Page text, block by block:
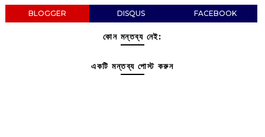
BLOGGER DISQUS FACEBOOK
কোন মন্তব্য নেই:
একটি মন্তব্য পোস্ট করুন